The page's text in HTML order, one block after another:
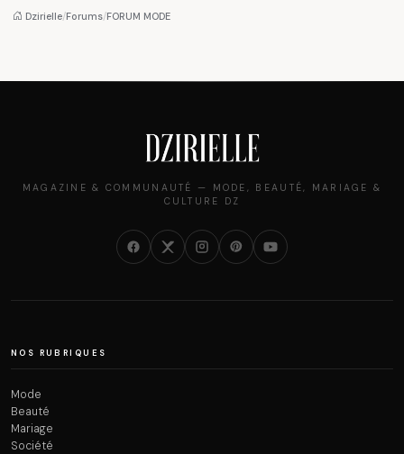
pièce mode de l'été
Dzirielle/Forums/FORUM MODE
MAGAZINE & COMMUNAUTÉ — MODE, BEAUTÉ, MARIAGE &
CULTURE DZ
NOS RUBRIQUES
Mode
Beauté
Mariage
Société